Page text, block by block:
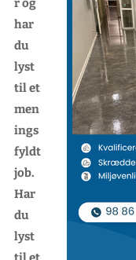
r og
har
du
lyst
til et
men
ings
fyldt
job.
Har
du
lyst